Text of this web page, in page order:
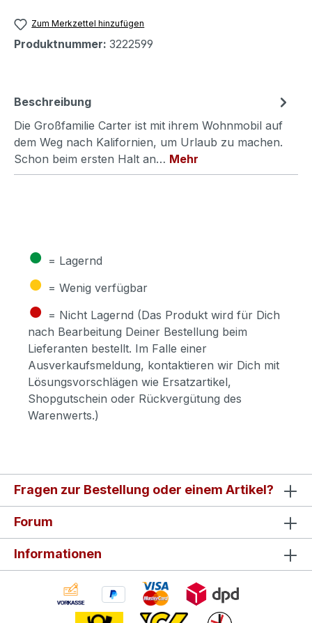
Zum Merkzettel hinzufügen
Produktnummer: 3222599
Beschreibung
Die Großfamilie Carter ist mit ihrem Wohnmobil auf
dem Weg nach Kalifornien, um Urlaub zu machen.
Schon beim ersten Halt an… Mehr
● = Lagernd
● = Wenig verfügbar
● = Nicht Lagernd (Das Produkt wird für Dich
nach Bearbeitung Deiner Bestellung beim
Lieferanten bestellt. Im Falle einer
Ausverkaufsmeldung, kontaktieren wir Dich mit
Lösungsvorschlägen wie Ersatzartikel,
Shopgutschein oder Rückvergütung des
Warenwerts.)
Fragen zur Bestellung oder einem Artikel?
Forum
Informationen